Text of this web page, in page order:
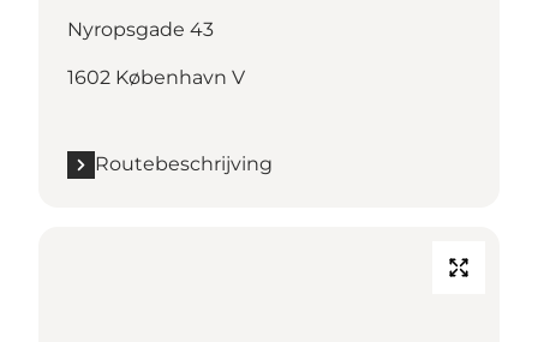
Nyropsgade 43
1602 København V
Routebeschrijving